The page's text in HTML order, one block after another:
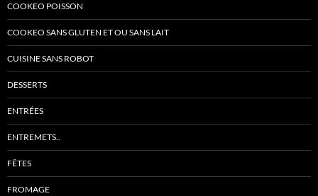
COOKEO POISSON
COOKEO SANS GLUTEN ET OU SANS LAIT
CUISINE SANS ROBOT
DESSERTS
ENTRÉES
ENTREMETS..
FÊTES
FROMAGE